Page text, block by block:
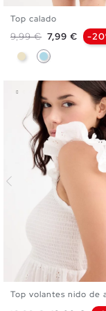
L
Top calado
Precio base
9,99 € Precio
7,99 € -
ArenaAzul Claro
XS S M L
Top volantes nido de